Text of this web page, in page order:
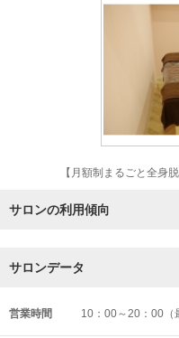
【月額制まるごと全身
サロンの利用傾向
サロンデータ
営業時間 10：00～20：00（